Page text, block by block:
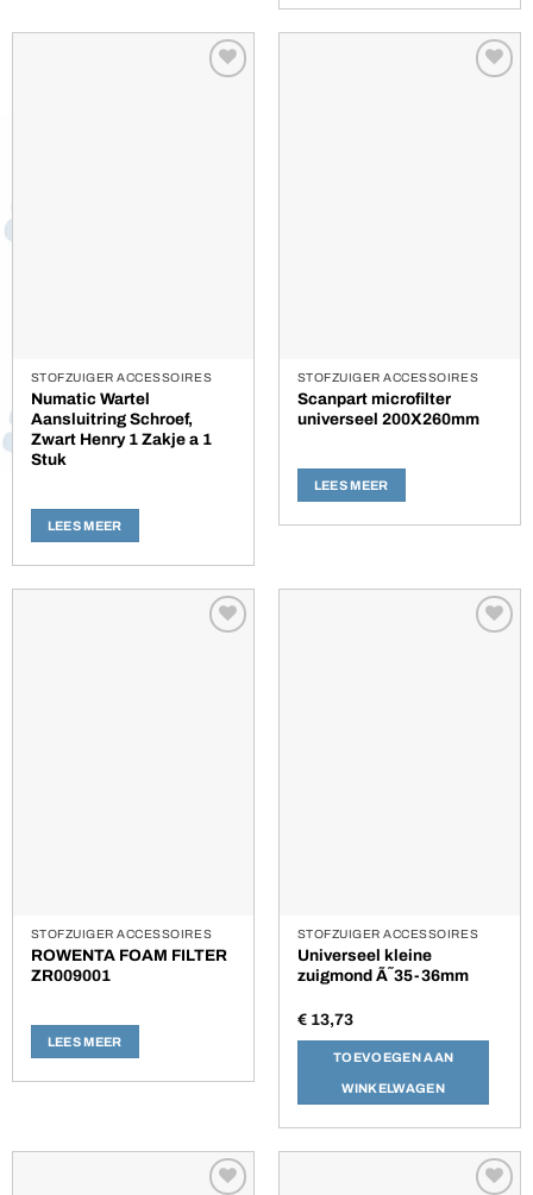
STOFZUIGER ACCESSOIRES
Numatic Wartel
Aansluitring Schroef,
Zwart Henry 1 Zakje a 1
Stuk
LEES MEER
STOFZUIGER ACCESSOIRES
Scanpart microfilter
universeel 200X260mm
LEES MEER
STOFZUIGER ACCESSOIRES
ROWENTA FOAM FILTER
ZR009001
LEES MEER
STOFZUIGER ACCESSOIRES
Universeel kleine
zuigmond Ã˜35-36mm
€13,73
TOEVOEGEN AAN
WINKELWAGEN